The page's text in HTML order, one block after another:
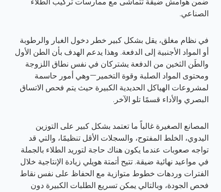
الصناعي.
في نظام مغلق، يقل بشكل كبير خطر دخول الغبار والرطوبة
أو المواد الأجنبية إلى الدفعة. وهذا يدعم الهدف بأن الطن الأول
والطَن الثخين من الدفعة يشتركان في نفس نطاق اللزوجة
ومحتوى المواد الصلبة وقوة التخمير—وهي أمور حاسمة
لمشروعات الهياكل الحديدية الكبيرة حيث يتم فحص الاتساق
البصري والأداء قسمًا تلو الآخر.
المصانع الصغيرة غالباً ما تعتمد بشكل كبير على التوزين
اليدوي، الخلط المفتوح، والسجلات الأقل تنظيمًا، والتي قد
تواجه صعوبات عندما يكون هناك حاجة لتوريد الطلاء بالجملة
في مواعيد نهائية ضيقة. تتيح أتمتة هويلي زيادة الإنتاجية خلال
الفترات وردهات خطوط متوازية مع الحفاظ على نفس نقاط
فحص الجودة، وبالتالي يمكن تسريع الطلبات الكبيرة دون